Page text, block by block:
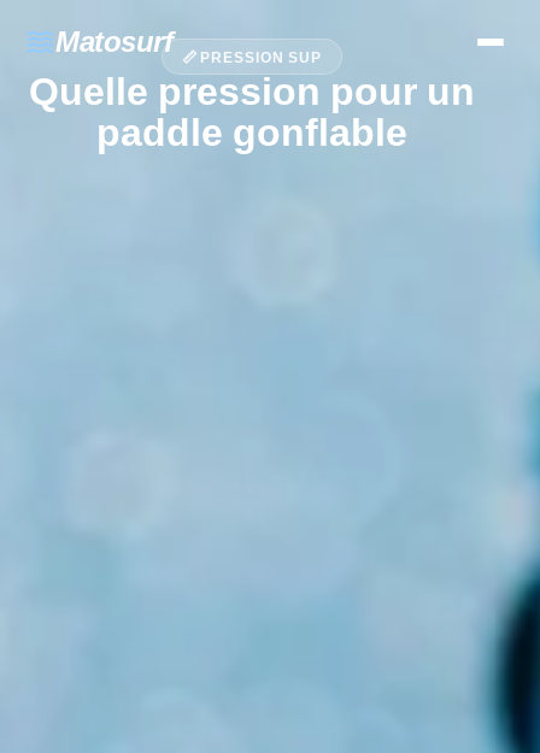
wavesMatosurf 📏 PRESSION SUP
Quelle pression pour un
paddle gonflable